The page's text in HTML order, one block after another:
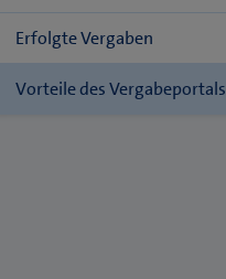
Erfolgte Vergaben
Vorteile des Vergabeportals